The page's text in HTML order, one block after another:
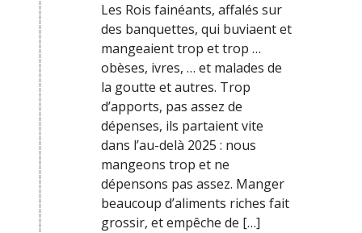
Les Rois fainéants, affalés sur
des banquettes, qui buviaent et
mangeaient trop et trop …
obèses, ivres, … et malades de
la goutte et autres. Trop
d’apports, pas assez de
dépenses, ils partaient vite
dans l’au-delà 2025 : nous
mangeons trop et ne
dépensons pas assez. Manger
beaucoup d’aliments riches fait
grossir, et empêche de […]